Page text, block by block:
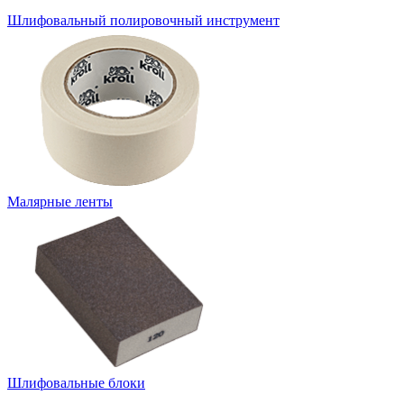
Шлифовальный полировочный инструмент
Малярные ленты
Шлифовальные блоки